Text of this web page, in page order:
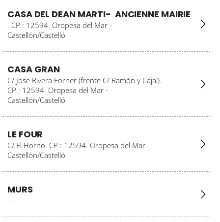
CASA DEL DEAN MARTI- ANCIENNE MAIRIE
. CP.: 12594. Oropesa del Mar -
Castellón/Castelló
CASA GRAN
C/ Jose Rivera Forner (frente C/ Ramón y Cajal).
CP.: 12594. Oropesa del Mar -
Castellón/Castelló
LE FOUR
C/ El Horno. CP.: 12594. Oropesa del Mar -
Castellón/Castelló
MURS
. -